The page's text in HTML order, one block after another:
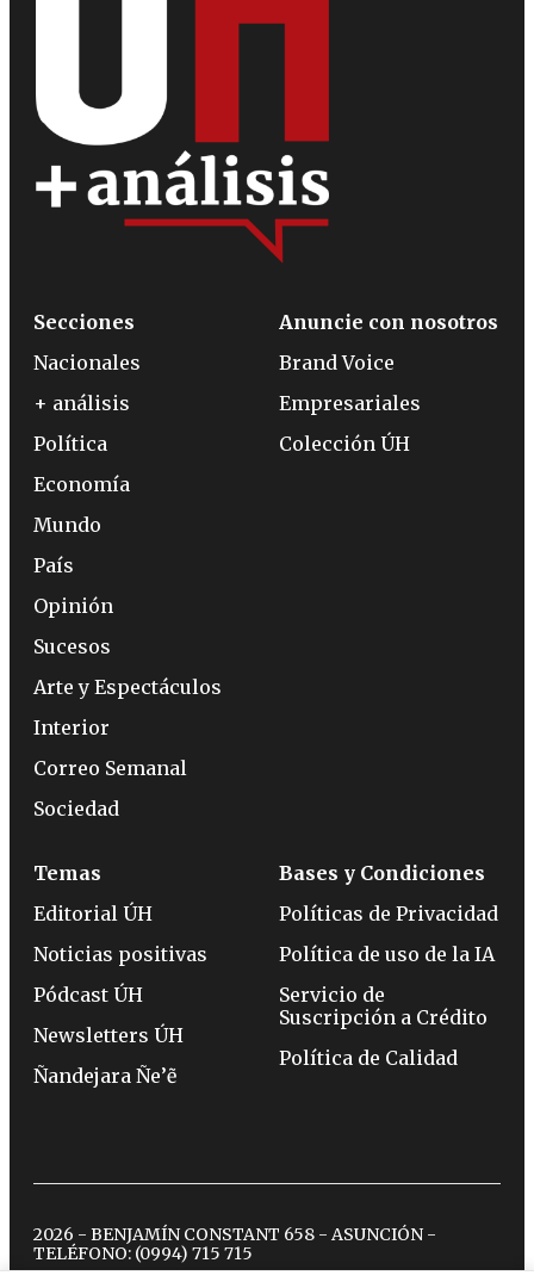
Secciones
Nacionales
+ análisis
Política
Economía
Mundo
País
Opinión
Sucesos
Arte y Espectáculos
Interior
Correo Semanal
Sociedad
Anuncie con nosotros
Brand Voice
Empresariales
Colección ÚH
Temas
Editorial ÚH
Noticias positivas
Pódcast ÚH
Newsletters ÚH
Ñandejara Ñe’ẽ
Bases y Condiciones
Políticas de Privacidad
Política de uso de la IA
Servicio de
Suscripción a Crédito
Política de Calidad
2026 - BENJAMÍN CONSTANT 658 - ASUNCIÓN -
TELÉFONO: (0994) 715 715